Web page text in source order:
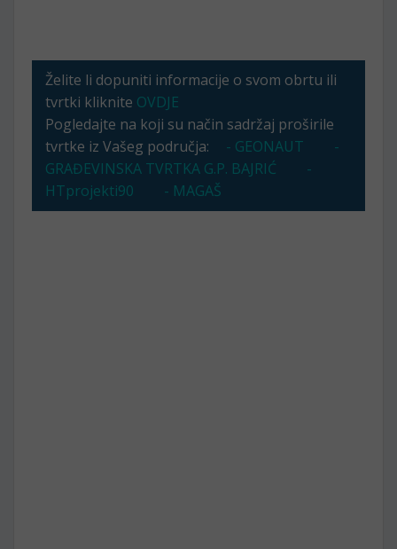
Želite li dopuniti informacije o svom obrtu ili
tvrtki kliknite OVDJE
Pogledajte na koji su način sadržaj proširile
tvrtke iz Vašeg područja:
- GEONAUT
-
GRAĐEVINSKA TVRTKA G.P. BAJRIĆ
-
HTprojekti90
- MAGAŠ